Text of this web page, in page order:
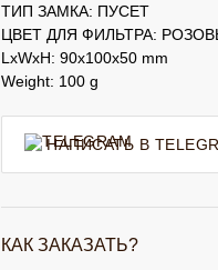
ТИП ЗАМКА: ПУСЕТ
ЦВЕТ ДЛЯ ФИЛЬТРА:
LxWxH: 90x100x50 mm
Weight: 100 g
НАПИСАТЬ В
КАК ЗАКАЗАТЬ?